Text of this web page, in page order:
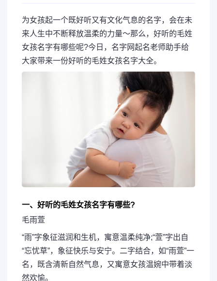
为女孩起一个既好听又有文化气息的名字，会在未
来人生中不断释放温柔的力量～那么，好听的毛姓
女孩名字有哪些呢?今日，名字网起名老师助手给
大家带来一份好听的毛姓女孩名字大全。
一、好听的毛姓女孩名字有哪些?
毛雨萱
“雨”字象征滋润和生机，寓意温柔纯净;“萱”字出自
“忘忧草”，象征快乐与安宁。二字结合，如“雨萱”一
名，既含清新自然气息，又寓意女孩温婉中带着淡
然欢愉。